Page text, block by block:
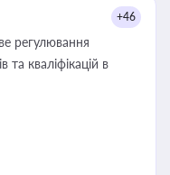
+46
регулювання
та кваліфікацій в